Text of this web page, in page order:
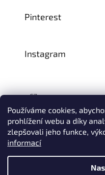
Používáme cookies,
prohlížení webu a díky
zlepšovali jeho funkce,
informací
Na přelomu července a srpna
Pinterest
Instagram
CZ: